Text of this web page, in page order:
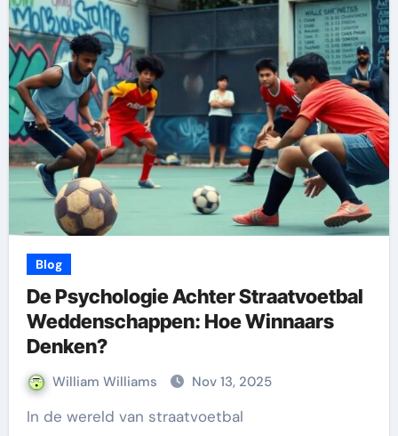
Blog
De Psychologie Achter Straatvoetbal
Weddenschappen: Hoe Winnaars
Denken?
William Williams Nov 13, 2025
In de wereld van straatvoetbal